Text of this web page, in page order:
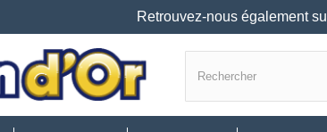
Retrouvez-nous également